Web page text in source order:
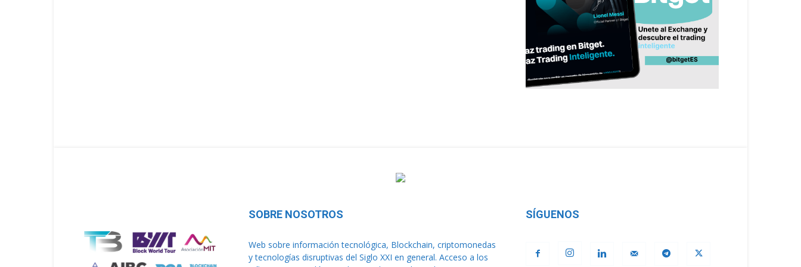
SOBRE NOSOTROS
Web sobre información tecnológica, Blockchain, criptomonedas
y tecnologías disruptivas del Siglo XXI en general. Acceso a los
SÍGUENOS